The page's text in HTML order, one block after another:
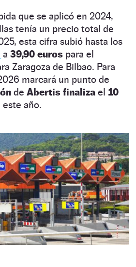
que se aplicó en 2024,
tenía un precio total de
esta cifra subió hasta los
a 39,90 euros para el
Zaragoza de Bilbao. Para
marcará un punto de
de Abertis finaliza el 10
este año.